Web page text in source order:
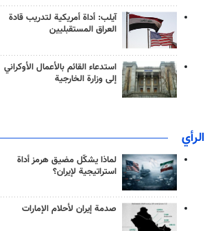
آيلب: أداة أمريكية لتدريب قادة
العراق المستقبليين
استدعاء القائم بالأعمال الأوكراني
إلى وزارة الخارجية
الرأي
لماذا يشكّل مضيق هرمز أداة
استراتيجية لإيران؟
صدمة إيران لأحلام الإمارات